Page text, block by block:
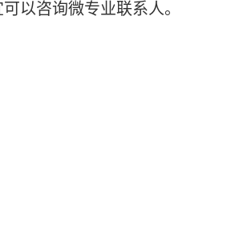
以咨询微专业联系人。